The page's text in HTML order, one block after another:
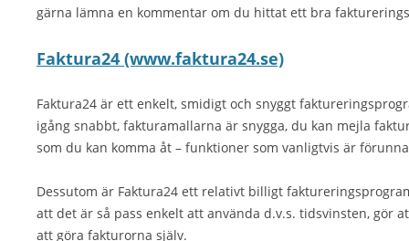
gärna lämna en kommentar om du hittat ett bra
Faktura24 (www.faktura24.se)
Faktura24 är ett enkelt, smidigt och snyggt
igång snabbt, fakturamallarna är snygga, du kan mejla
som du kan komma åt – funktioner som vanligtvis är
Dessutom är Faktura24 ett relativt billigt
att det är så pass enkelt att använda d.v.s. tidsvinsten, gör
att göra fakturorna själv.